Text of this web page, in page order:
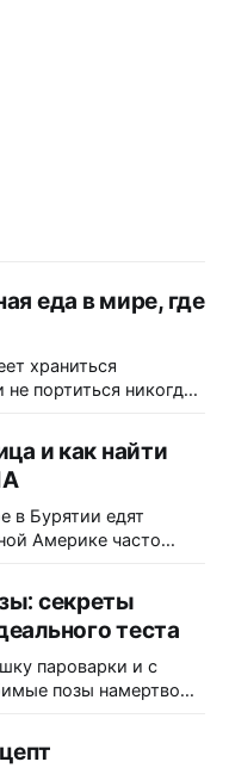
еда в мире, где
храниться
портиться никогда.
быстрого
с составом на
и как найти
в Бурятии едят
Америке часто
называют их
адаптирует
именно на трассах
партию без
секреты
теста
пароварки и с
позы намертво
Статистика
60% новичков